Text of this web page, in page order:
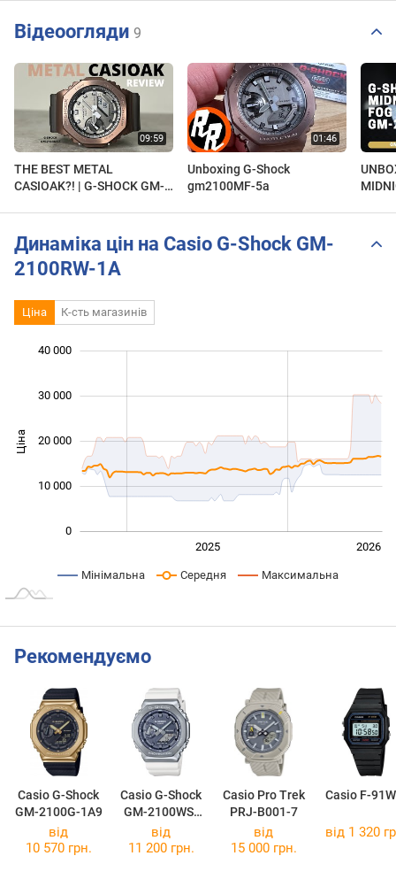
Відеоогляди 9
THE BEST METAL
CASIOAK?! | G-SHOCK GM-
Unboxing G-Shock
gm2100MF-5a
Динаміка цін на Casio G-Shock GM-
2100RW-1A
Ціна К-сть магазинів
Ціна 10 000
0
10 000
20 000
30 000
40 000
2025 2026
Мінімальна Середня Максимальна
Рекомендуємо
Casio G-Shock
GM-2100G-1A9
Casio G-Shock
GM-2100WS-
7A
Casio Pro Trek
PRJ-B001-7
Casio F-
від
10 570 грн.
від
11 200 грн.
від
15 000 грн.
від 1 320